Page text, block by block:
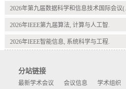
2026年第九届数据科学和信息技术国际会议(.
2026年IEEE第九届算法, 计算与人工智.
2026年IEEE智能信息, 系统科学与工程.
分站链接
最新学术会议 会议信息 学术组织